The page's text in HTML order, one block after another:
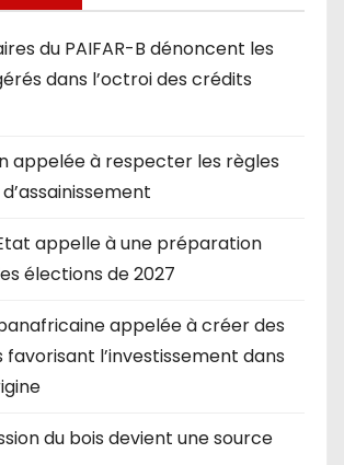
du PAIFAR-B dénoncent les
dans l’octroi des crédits
appelée à respecter les règles
appelle à une préparation
élections de 2027
appelée à créer des
l’investissement dans
du bois devient une source